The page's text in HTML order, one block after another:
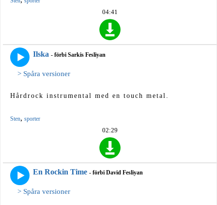
04:41
Ilska - förbi Sarkis Fesliyan
> Spåra versioner
Hårdrock instrumental med en touch metal.
Sten, sporter
02:29
En Rockin Time - förbi David Fesliyan
> Spåra versioner